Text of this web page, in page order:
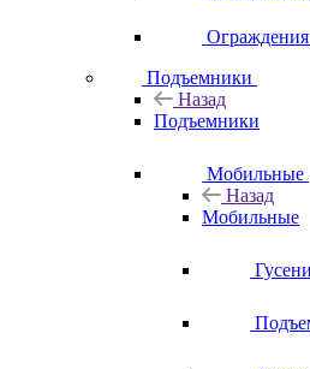
Ограждения
Подъемники
Назад
Подъемники
Мобильные
Назад
Мобильные